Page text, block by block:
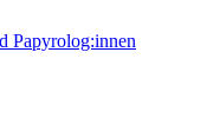
Papyrolog:innen